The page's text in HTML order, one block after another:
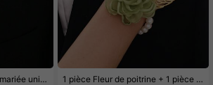
1 pièce Broche fleur de mariée unisexe avec strass pour mariage, fête, demoiselle d'honneur, Saint-Valentin 1 pièce Fleur de poitrine + 1 pièce Fleur de poignet Unisexe Élégante Fleur de camélia de poitrine avec décoration de feuille dorée et perle Fleur de poignet, Corsage de mariage pour marié et mariée, Boutonnière pour demoiselle d'honneur et garçon d'honneur, Convient pour fête, port quotidien, bal de promo